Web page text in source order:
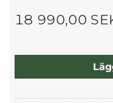
18 990,00